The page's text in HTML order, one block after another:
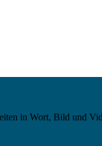
in Wort, Bild und